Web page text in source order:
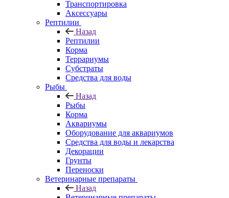
Транспортировка
Аксессуары
Рептилии
Назад
Рептилии
Корма
Террариумы
Субстраты
Средства для воды
Рыбы
Назад
Рыбы
Корма
Аквариумы
Оборудование для аквариумов
Средства для воды и лекарства
Декорации
Грунты
Переноски
Ветеринарные препараты
Назад